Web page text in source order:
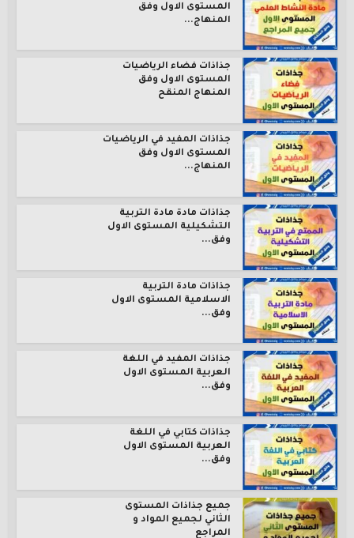
المستوى الاول وفق
المنهاج...
جذاذات فضاء الرياضيات
المستوى الاول وفق
المنهاج المنقح
جذاذات المفيد في الرياضيات
المستوى الاول وفق
المنهاج...
جذاذات مادة مادة التربية
التشكيلية المستوى الاول
وفق...
جذاذات مادة التربية
الاسلامية المستوى الاول
وفق...
جذاذات المفيد في اللغة
العربية المستوى الاول
وفق...
جذاذات كتابي في اللغة
العربية المستوى الاول
وفق...
جميع جذاذات المستوى
الثاني لجميع المواد و
المراجع